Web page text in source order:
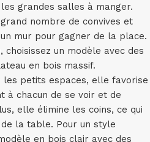
grandes salles à manger.
nombre de convives et
mur pour gagner de la place.
un modèle avec des
en bois massif.
les petits espaces, elle favorise
à chacun de se voir et de
elle élimine les coins, ce qui
la table. Pour un style
en bois clair avec des